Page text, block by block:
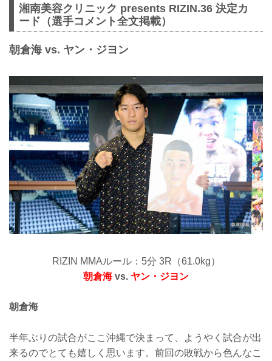
湘南美容クリニック presents RIZIN.36 決定カ
ード（選手コメント全文掲載）
朝倉海 vs. ヤン・ジヨン
RIZIN MMAルール：5分 3R（61.0kg）
朝倉海vs. ヤン・ジヨン
朝倉海
半年ぶりの試合がここ沖縄で決まって、ようやく試合が出
来るのでとても嬉しく思います。前回の敗戦から色んなこ